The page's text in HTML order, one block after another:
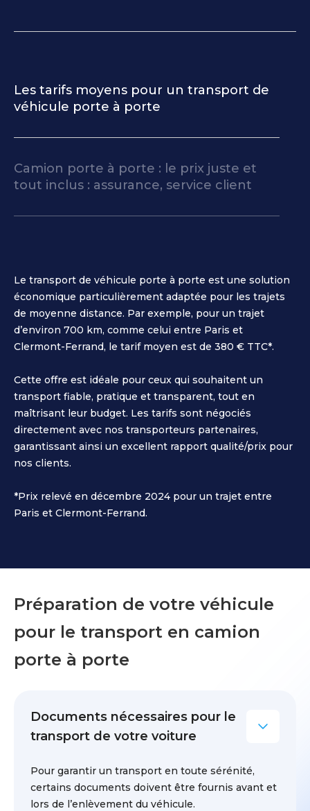
Les tarifs moyens pour un transport de
véhicule porte à porte
Camion porte à porte : le prix juste et
tout inclus : assurance, service client
Le transport de véhicule porte à porte est une solution
économique particulièrement adaptée pour les trajets
de moyenne distance. Par exemple, pour un trajet
d’environ 700 km, comme celui entre Paris et
Clermont-Ferrand, le tarif moyen est de 380 € TTC*.
Cette offre est idéale pour ceux qui souhaitent un
transport fiable, pratique et transparent, tout en
maîtrisant leur budget. Les tarifs sont négociés
directement avec nos transporteurs partenaires,
garantissant ainsi un excellent rapport qualité/prix pour
nos clients.
*Prix relevé en décembre 2024 pour un trajet entre
Paris et Clermont-Ferrand.
Préparation de votre véhicule
pour le transport en camion
porte à porte
Documents nécessaires pour le
transport de votre voiture
Pour garantir un transport en toute sérénité,
certains documents doivent être fournis avant et
lors de l’enlèvement du véhicule.